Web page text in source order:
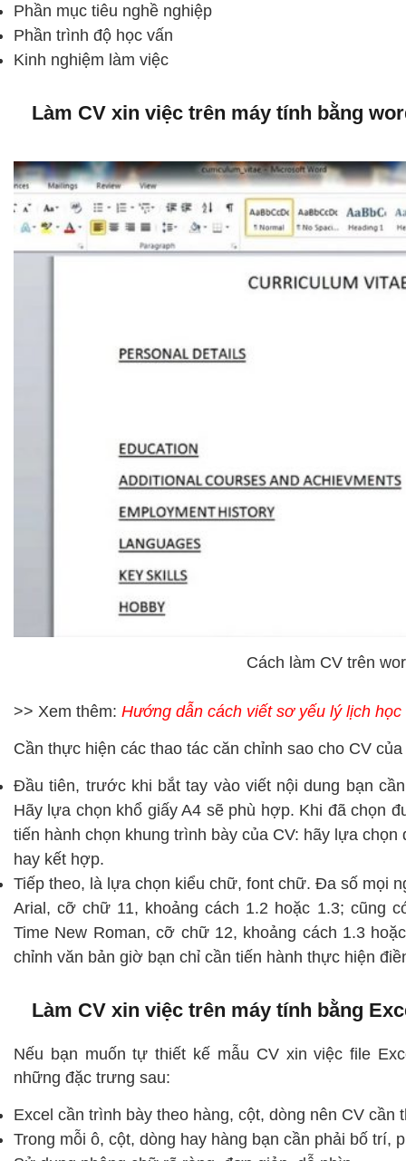
Phần mục tiêu nghề nghiệp
Phần trình độ học vấn
Kinh nghiệm làm việc
Làm CV xin việc trên máy tính bằng
Cách làm CV trên
>> Xem thêm: Hướng dẫn cách viết sơ yếu lý lịch
Cần thực hiện các thao tác căn chỉnh sao cho CV
Đầu tiên, trước khi bắt tay vào viết nội dung bạn
Hãy lựa chọn khổ giấy A4 sẽ phù hợp. Khi đã chọn
tiến hành chọn khung trình bày của CV: hãy lựa
hay kết hợp.
Tiếp theo, là lựa chọn kiểu chữ, font chữ. Đa số mọi
Arial, cỡ chữ 11, khoảng cách 1.2 hoặc 1.3; cũng
Time New Roman, cỡ chữ 12, khoảng cách 1.3
chỉnh văn bản giờ bạn chỉ cần tiến hành thực hiện
Làm CV xin việc trên máy tính bằng
Nếu bạn muốn tự thiết kế mẫu CV xin việc file
những đặc trưng sau:
Excel cần trình bày theo hàng, cột, dòng nên CV cần
Trong mỗi ô, cột, dòng hay hàng bạn cần phải bố trí,